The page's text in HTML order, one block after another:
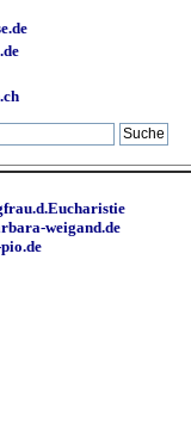
weigand.de